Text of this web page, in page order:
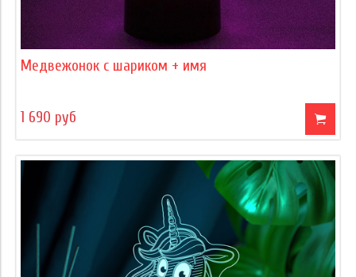
Медвежонок с шариком + имя
1 690 руб